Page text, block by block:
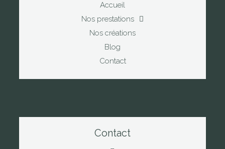
Accueil
Nos prestations
Nos créations
Blog
Contact
Contact